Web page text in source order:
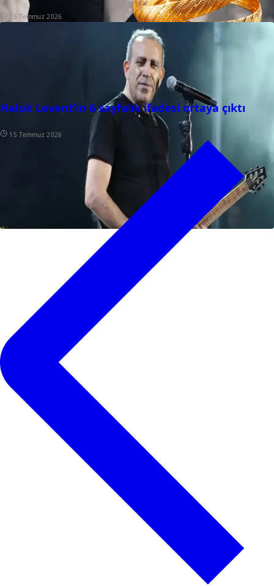
15 Temmuz 2026
Haluk Levent’in 6 sayfalık ifadesi ortaya çıktı
15 Temmuz 2026